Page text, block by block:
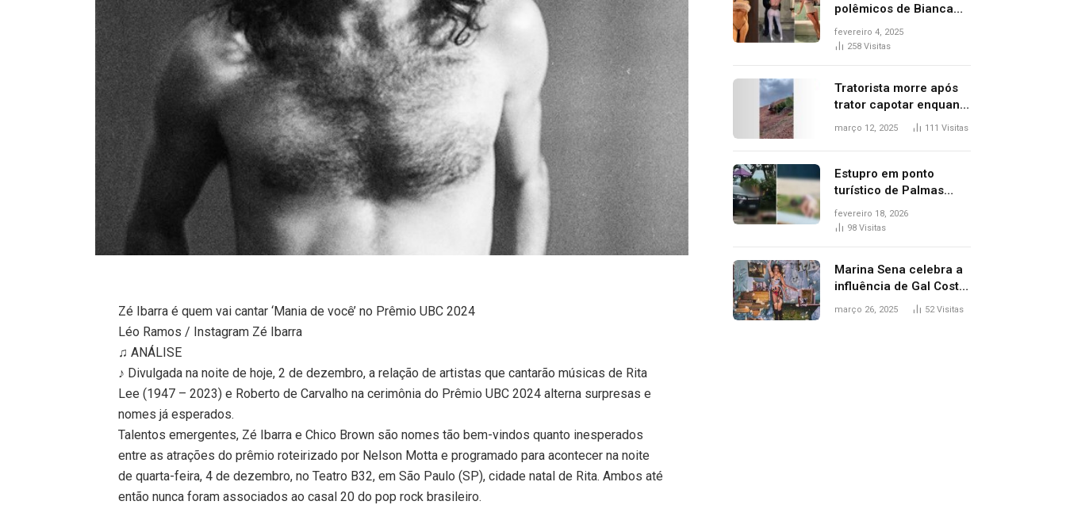
Zé Ibarra é quem vai cantar ‘Mania de você’ no Prêmio UBC 2024
Léo Ramos / Instagram Zé Ibarra
♫ ANÁLISE
♪ Divulgada na noite de hoje, 2 de dezembro, a relação de artistas que cantarão músicas de Rita
Lee (1947 – 2023) e Roberto de Carvalho na cerimônia do Prêmio UBC 2024 alterna surpresas e
nomes já esperados.
Talentos emergentes, Zé Ibarra e Chico Brown são nomes tão bem-vindos quanto inesperados
entre as atrações do prêmio roteirizado por Nelson Motta e programado para acontecer na noite
de quarta-feira, 4 de dezembro, no Teatro B32, em São Paulo (SP), cidade natal de Rita. Ambos até
então nunca foram associados ao casal 20 do pop rock brasileiro.
polêmicos de Bianca
Censori, esposa de
Kanye West que
fevereiro 4, 2025
258 Visitas
Tratorista morre após
trator capotar enquanto
removia vegetação em
março 12, 2025 111 Visitas
Estupro em ponto
turístico de Palmas
ocorreu em frente à
viatura e base de
fevereiro 18, 2026
98 Visitas
Marina Sena celebra a
influência de Gal Costa
na arte do álbum
março 26, 2025 52Visitas